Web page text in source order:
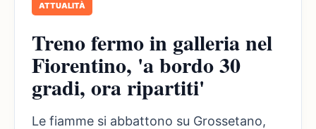
ATTUALITÀ
Treno fermo in galleria nel
Fiorentino, 'a bordo 30
gradi, ora ripartiti'
Le fiamme si abbattono su Grossetano,